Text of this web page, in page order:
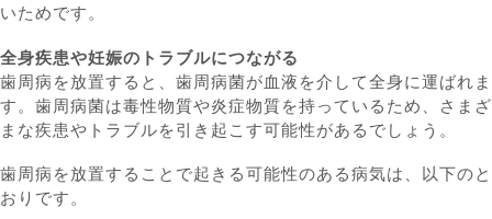
いためです。
全身疾患や妊娠のトラブルにつながる
歯周病を放置すると、歯周病菌が血液を介して全身に運ばれま
す。歯周病菌は毒性物質や炎症物質を持っているため、さまざ
まな疾患やトラブルを引き起こす可能性があるでしょう。
歯周病を放置することで起きる可能性のある病気は、以下のと
おりです。